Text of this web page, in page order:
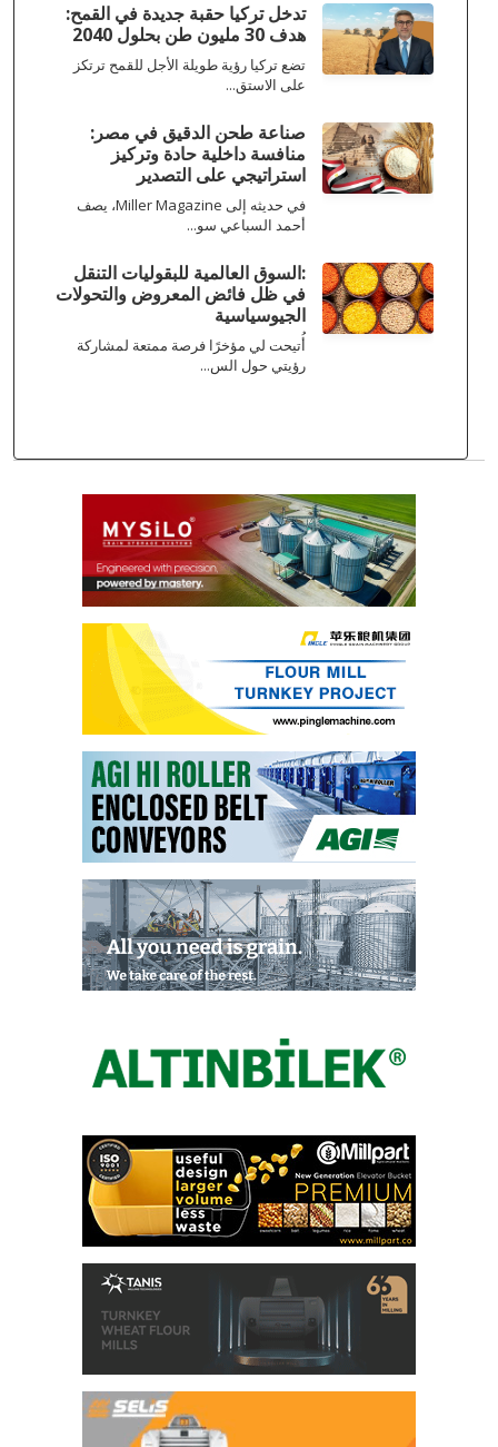
تدخل تركيا حقبة جديدة في القمح:
هدف 30 مليون طن بحلول 2040
تضع تركيا رؤية طويلة الأجل للقمح ترتكز
على الاستق...
صناعة طحن الدقيق في مصر:
منافسة داخلية حادة وتركيز
استراتيجي على التصدير
في حديثه إلى Miller Magazine، يصف
أحمد السباعي سو...
:السوق العالمية للبقوليات التنقل
في ظل فائض المعروض والتحولات
الجيوسياسية
أُتيحت لي مؤخرًا فرصة ممتعة لمشاركة
رؤيتي حول الس...